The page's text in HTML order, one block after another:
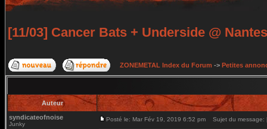
[11/03] Cancer Bats + Underside @ Nantes
ZONEMETAL Index du Forum -> Petites
Auteur
syndicateofnoise
Junky
Posté le: Mar Fév 19, 2019 6:52 pm Sujet du message: